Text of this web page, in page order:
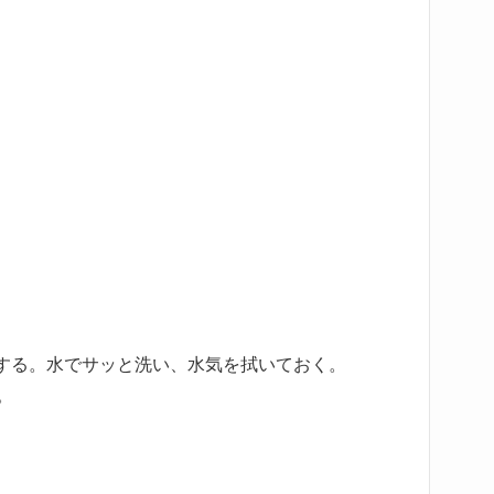
。水でサッと洗い、水気を拭いておく。